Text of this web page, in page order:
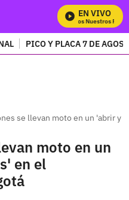
EN VIVO
Mira Todos Nuestros
PICO Y PLACA 7 DE
se llevan moto en un 'abrir y
moto en un
en el